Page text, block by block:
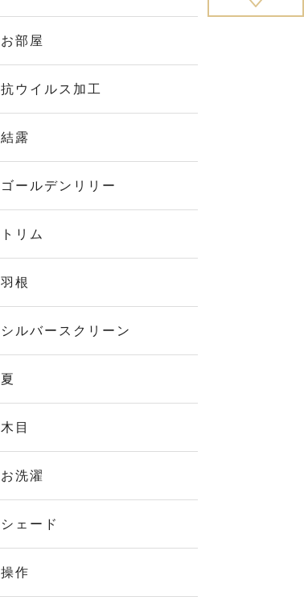
お部屋
抗ウイルス加工
結露
ゴールデンリリー
トリム
羽根
シルバースクリーン
夏
木目
お洗濯
シェード
操作